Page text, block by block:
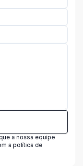
a nossa equipe
a política de